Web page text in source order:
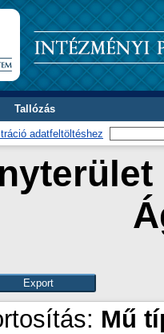
Tallózás
adatfeltöltéshez
Mű